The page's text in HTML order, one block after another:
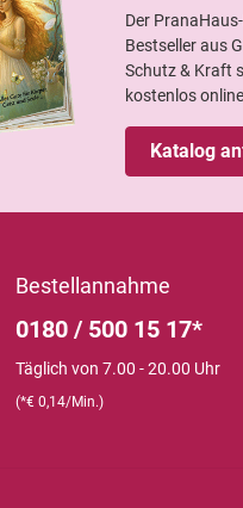
Der
Bestseller aus
Schutz & Kraft
kostenlos
Katalog
Bestellannahme
0180 / 500 15 17*
Täglich von 7.00 - 20.00 Uhr
(*€ 0,14/Min.)